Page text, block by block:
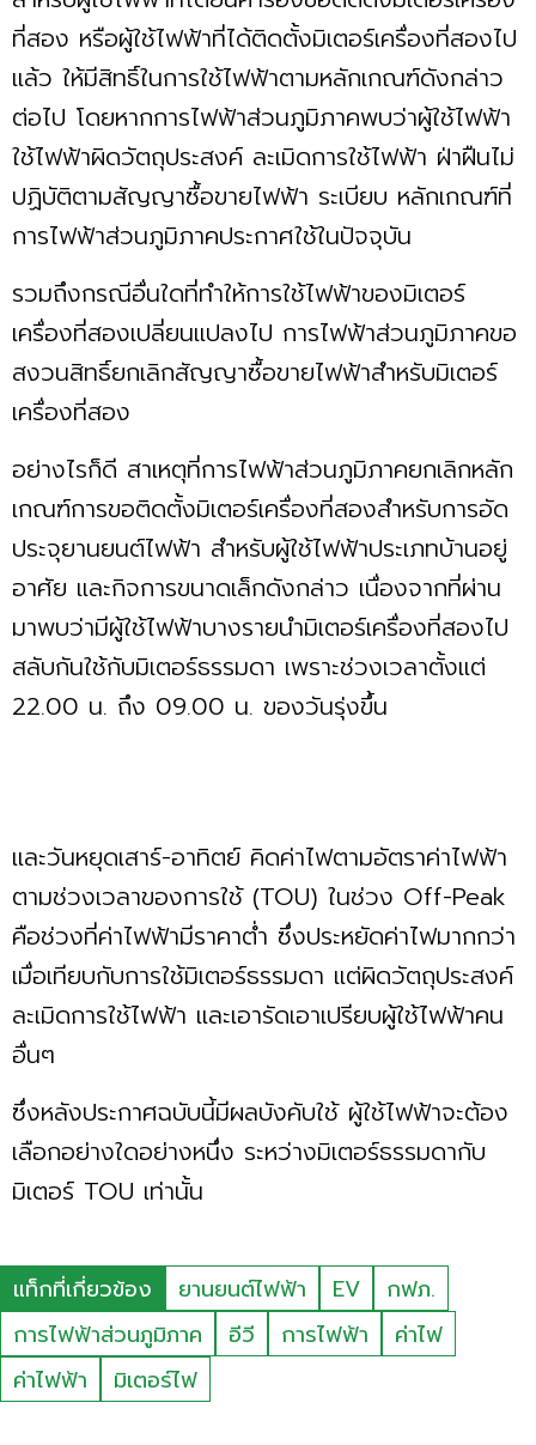
ที่สอง หรือผู้ใช้ไฟฟ้าที่ได้ติดตั้งมิเตอร์เครื่องที่สองไป
แล้ว ให้มีสิทธิ์ในการใช้ไฟฟ้าตามหลักเกณฑ์ดังกล่าว
ต่อไป โดยหากการไฟฟ้าส่วนภูมิภาคพบว่าผู้ใช้ไฟฟ้า
ใช้ไฟฟ้าผิดวัตถุประสงค์ ละเมิดการใช้ไฟฟ้า ฝ่าฝืนไม่
ปฏิบัติตามสัญญาซื้อขายไฟฟ้า ระเบียบ หลักเกณฑ์ที่
การไฟฟ้าส่วนภูมิภาคประกาศใช้ในปัจจุบัน
รวมถึงกรณีอื่นใดที่ทําให้การใช้ไฟฟ้าของมิเตอร์
เครื่องที่สองเปลี่ยนแปลงไป การไฟฟ้าส่วนภูมิภาคขอ
สงวนสิทธิ์ยกเลิกสัญญาซื้อขายไฟฟ้าสําหรับมิเตอร์
เครื่องที่สอง
อย่างไรก็ดี สาเหตุที่การไฟฟ้าส่วนภูมิภาคยกเลิกหลัก
เกณฑ์การขอติดตั้งมิเตอร์เครื่องที่สองสําหรับการอัด
ประจุยานยนต์ไฟฟ้า สําหรับผู้ใช้ไฟฟ้าประเภทบ้านอยู่
อาศัย และกิจการขนาดเล็กดังกล่าว เนื่องจากที่ผ่าน
มาพบว่ามีผู้ใช้ไฟฟ้าบางรายนำมิเตอร์เครื่องที่สองไป
สลับกันใช้กับมิเตอร์ธรรมดา เพราะช่วงเวลาตั้งแต่
22.00 น. ถึง 09.00 น. ของวันรุ่งขึ้น
และวันหยุดเสาร์-อาทิตย์ คิดค่าไฟตามอัตราค่าไฟฟ้า
ตามช่วงเวลาของการใช้ (TOU) ในช่วง Off-Peak
คือช่วงที่ค่าไฟฟ้ามีราคาต่ำ ซึ่งประหยัดค่าไฟมากกว่า
เมื่อเทียบกับการใช้มิเตอร์ธรรมดา แต่ผิดวัตถุประสงค์
ละเมิดการใช้ไฟฟ้า และเอารัดเอาเปรียบผู้ใช้ไฟฟ้าคน
อื่นๆ
ซึ่งหลังประกาศฉบับนี้มีผลบังคับใช้ ผู้ใช้ไฟฟ้าจะต้อง
เลือกอย่างใดอย่างหนึ่ง ระหว่างมิเตอร์ธรรมดากับ
มิเตอร์ TOU เท่านั้น
แท็กที่เกี่ยวข้อง ยานยนต์ไฟฟ้า EV
กฟภ.
การไฟฟ้าส่วนภูมิภาค
อีวี การไฟฟ้า
ค่าไฟ
ค่าไฟฟ้า
มิเตอร์ไฟ